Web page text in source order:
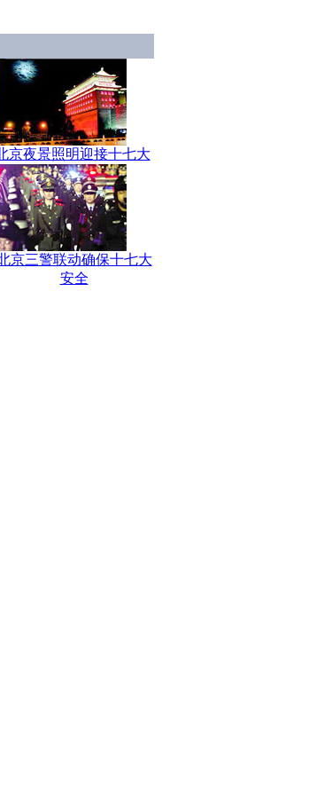
京夜景照明迎接十七大
京三警联动确保十七大
安全